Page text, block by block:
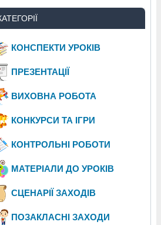
КОНСПЕКТИ УРОКІВ
ПРЕЗЕНТАЦІЇ
ВИХОВНА РОБОТА
КОНКУРСИ ТА ІГРИ
КОНТРОЛЬНІ РОБОТИ
МАТЕРІАЛИ ДО УРОКІВ
СЦЕНАРІЇ ЗАХОДІВ
ПОЗАКЛАСНІ ЗАХОДИ